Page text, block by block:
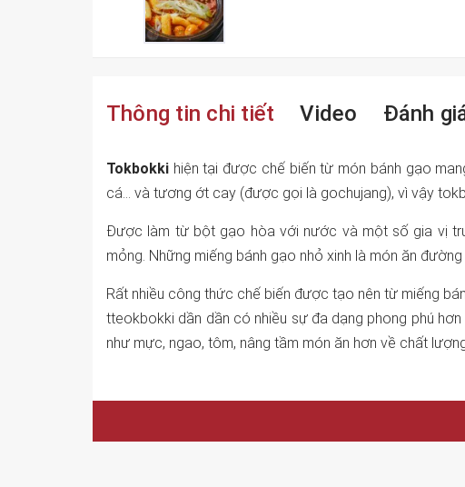
Thông tin chi tiết Video Đánh
Tokbokki hiện tại được chế biến từ món bánh gạo
cá… và tương ớt cay (được gọi là gochujang), vì vậy
Được làm từ bột gạo hòa với nước và một số gia vị
mỏng. Những miếng bánh gạo nhỏ xinh là món ăn
Rất nhiều công thức chế biến được tạo nên từ miếng
tteokbokki dần dần có nhiều sự đa dạng phong phú
như mực, ngao, tôm, nâng tầm món ăn hơn về chất